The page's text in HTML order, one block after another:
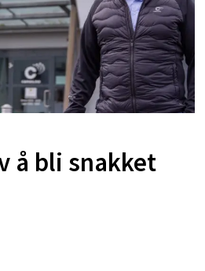
å bli snakket